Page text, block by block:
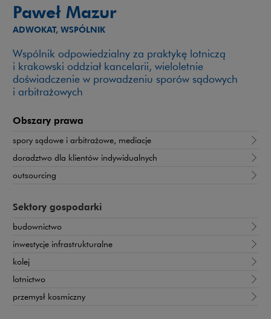
Paweł Mazur
ADWOKAT, WSPÓLNIK
Wspólnik odpowiedzialny za praktykę lotniczą
i krakowski oddział kancelarii, wieloletnie
doświadczenie w prowadzeniu sporów sądowych
i arbitrażowych
Obszary prawa
spory sądowe i arbitrażowe, mediacje
doradztwo dla klientów indywidualnych
outsourcing
Sektory gospodarki
budownictwo
inwestycje infrastrukturalne
kolej
lotnictwo
przemysł kosmiczny